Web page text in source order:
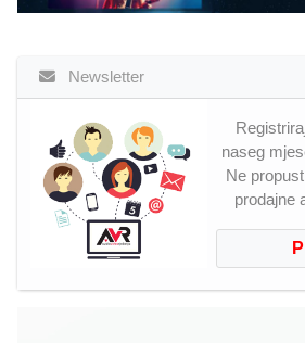
Newsletter
naseg
Ne
prodajne